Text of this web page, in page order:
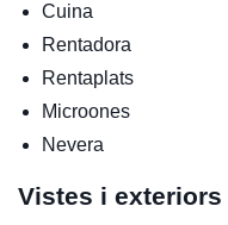
Cuina
Rentadora
Rentaplats
Microones
Nevera
Vistes i exteriors